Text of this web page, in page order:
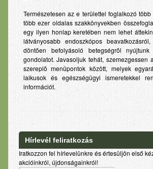
Természetesen az e területtel foglalkozó
több ezer oldalas szakkönyvekben
egy ilyen honlap keretében nem lehet
látványosabb endoszkópos
döntõen befolyásoló betegségrõl
gondolatot. Javasoljuk tehát, szemezgessen
szereplõ menüpontok között, melyek
laikusok és egészségügyi ismeretekkel
információt.
Hírlevél feliratkozás
Iratkozzon fel hírlevelünkre és értesüljön első
akcióinkról, újdonságainkról!